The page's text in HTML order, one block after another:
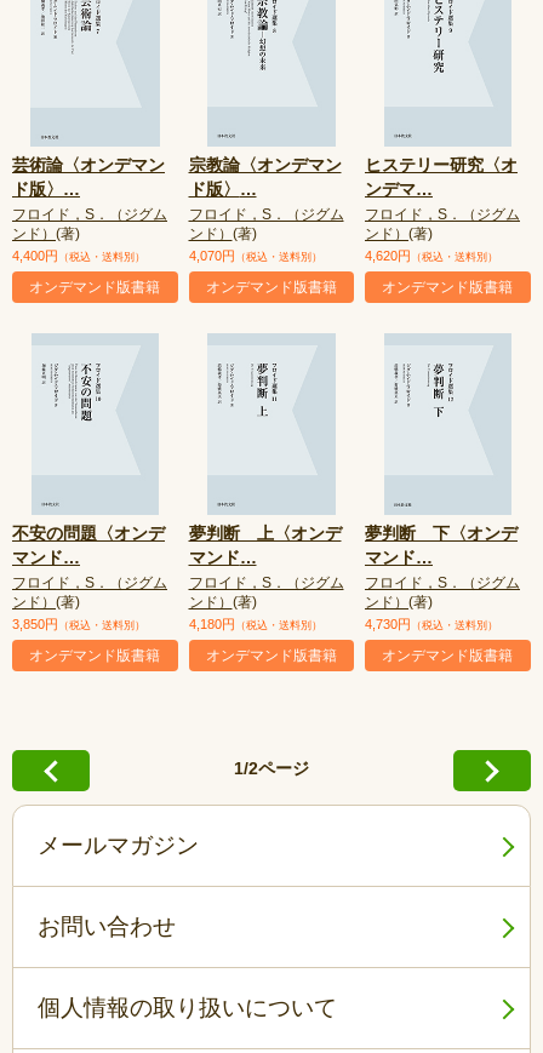
芸術論〈オンデマン
ド版〉 …
フロイド，S．（ジグム
ンド） (著)
4,400円 （税込・送料別）
オンデマンド版書籍
宗教論〈オンデマン
ド版〉 …
フロイド，S．（ジグム
ンド） (著)
4,070円 （税込・送料別）
オンデマンド版書籍
ヒステリー研究〈オ
ンデマ…
フロイド，S．（ジグム
ンド） (著)
4,620円 （税込・送料別）
オンデマンド版書籍
不安の問題〈オンデ
マンド…
フロイド，S．（ジグム
ンド） (著)
3,850円 （税込・送料別）
オンデマンド版書籍
夢判断 上〈オンデ
マンド…
フロイド，S．（ジグム
ンド） (著)
4,180円 （税込・送料別）
オンデマンド版書籍
夢判断 下〈オンデ
マンド…
フロイド，S．（ジグム
ンド） (著)
4,730円 （税込・送料別）
オンデマンド版書籍
1/2ページ
メールマガジン
お問い合わせ
個人情報の取り扱いについて